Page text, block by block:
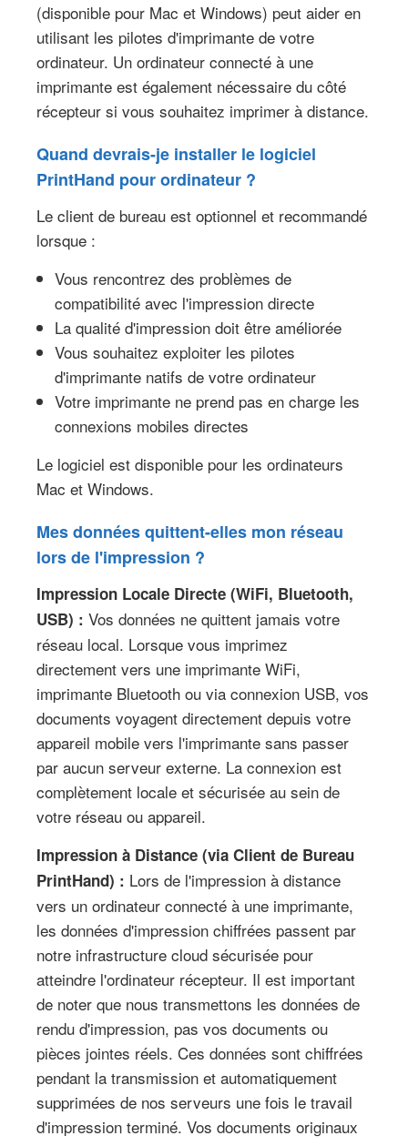
(disponible pour Mac et Windows) peut aider en
utilisant les pilotes d'imprimante de votre
ordinateur. Un ordinateur connecté à une
imprimante est également nécessaire du côté
récepteur si vous souhaitez imprimer à distance.
Quand devrais-je installer le logiciel
PrintHand pour ordinateur ?
Le client de bureau est optionnel et recommandé
lorsque :
Vous rencontrez des problèmes de
compatibilité avec l'impression directe
La qualité d'impression doit être améliorée
Vous souhaitez exploiter les pilotes
d'imprimante natifs de votre ordinateur
Votre imprimante ne prend pas en charge les
connexions mobiles directes
Le logiciel est disponible pour les ordinateurs
Mac et Windows.
Mes données quittent-elles mon réseau
lors de l'impression ?
Impression Locale Directe (WiFi, Bluetooth,
USB) : Vos données ne quittent jamais votre
réseau local. Lorsque vous imprimez
directement vers une imprimante WiFi,
imprimante Bluetooth ou via connexion USB, vos
documents voyagent directement depuis votre
appareil mobile vers l'imprimante sans passer
par aucun serveur externe. La connexion est
complètement locale et sécurisée au sein de
votre réseau ou appareil.
Impression à Distance (via Client de Bureau
PrintHand) : Lors de l'impression à distance
vers un ordinateur connecté à une imprimante,
les données d'impression chiffrées passent par
notre infrastructure cloud sécurisée pour
atteindre l'ordinateur récepteur. Il est important
de noter que nous transmettons les données de
rendu d'impression, pas vos documents ou
pièces jointes réels. Ces données sont chiffrées
pendant la transmission et automatiquement
supprimées de nos serveurs une fois le travail
d'impression terminé. Vos documents originaux